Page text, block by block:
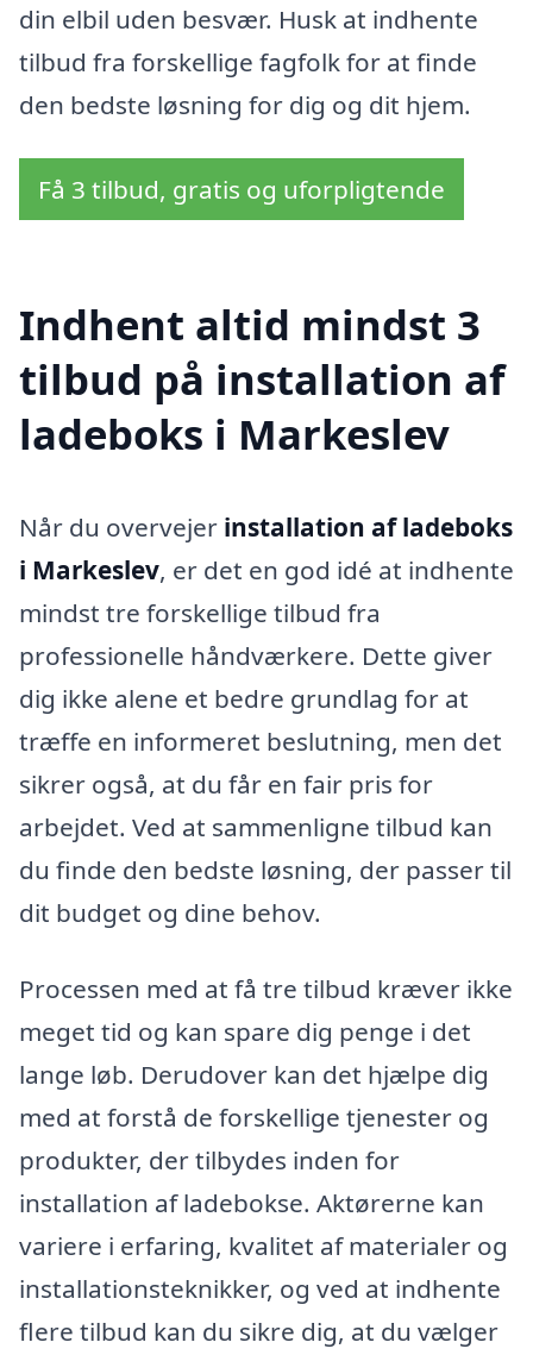
din elbil uden besvær. Husk at indhente
tilbud fra forskellige fagfolk for at finde
den bedste løsning for dig og dit hjem.
Få 3 tilbud, gratis og uforpligtende
Indhent altid mindst 3
tilbud på installation af
ladeboks i Markeslev
Når du overvejer installation af ladeboks
i Markeslev, er det en god idé at indhente
mindst tre forskellige tilbud fra
professionelle håndværkere. Dette giver
dig ikke alene et bedre grundlag for at
træffe en informeret beslutning, men det
sikrer også, at du får en fair pris for
arbejdet. Ved at sammenligne tilbud kan
du finde den bedste løsning, der passer til
dit budget og dine behov.
Processen med at få tre tilbud kræver ikke
meget tid og kan spare dig penge i det
lange løb. Derudover kan det hjælpe dig
med at forstå de forskellige tjenester og
produkter, der tilbydes inden for
installation af ladebokse. Aktørerne kan
variere i erfaring, kvalitet af materialer og
installationsteknikker, og ved at indhente
flere tilbud kan du sikre dig, at du vælger